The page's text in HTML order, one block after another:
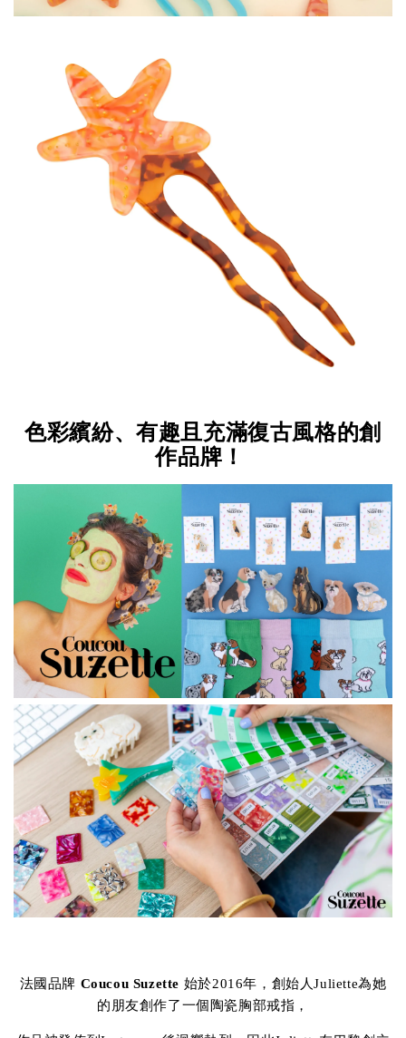
色彩繽紛、有趣且充滿復古風格的創
作品牌！
法國品牌 Coucou Suzette 始於2016年，創始人Juliette為她
的朋友創作了一個陶瓷胸部戒指，